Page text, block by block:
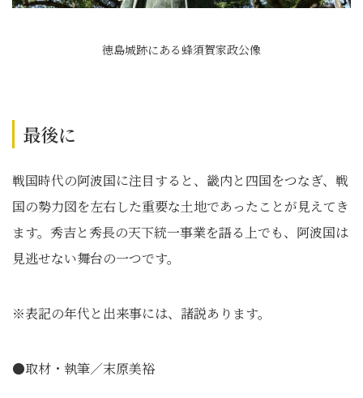
徳島城跡にある蜂須賀家政公像
最後に
戦国時代の阿波国に注目すると、畿内と四国をつなぎ、戦
国の勢力図を左右した重要な土地であったことが見えてき
ます。秀吉と秀長の天下統一事業を語る上でも、阿波国は
見逃せない舞台の一つです。
※表記の年代と出来事には、諸説あります。
●取材・執筆／末原美裕